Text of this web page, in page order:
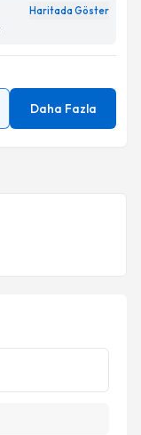
Haritada Göster
Daha Fazla